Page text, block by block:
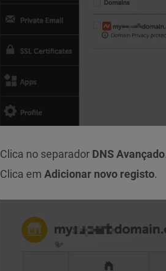
Clica no separador DNS Avançado
Clica em Adicionar novo registo.